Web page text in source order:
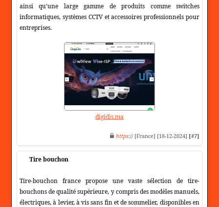
ainsi qu'une large gamme de produits comme switches
informatiques, systèmes CCTV et accessoires professionnels pour
entreprises.
digidis.ma
https:// [France] [18-12-2024] [#7]
Tire bouchon
Tire-bouchon france propose une vaste sélection de tire-
bouchons de qualité supérieure, y compris des modèles manuels,
électriques, à levier, à vis sans fin et de sommelier, disponibles en